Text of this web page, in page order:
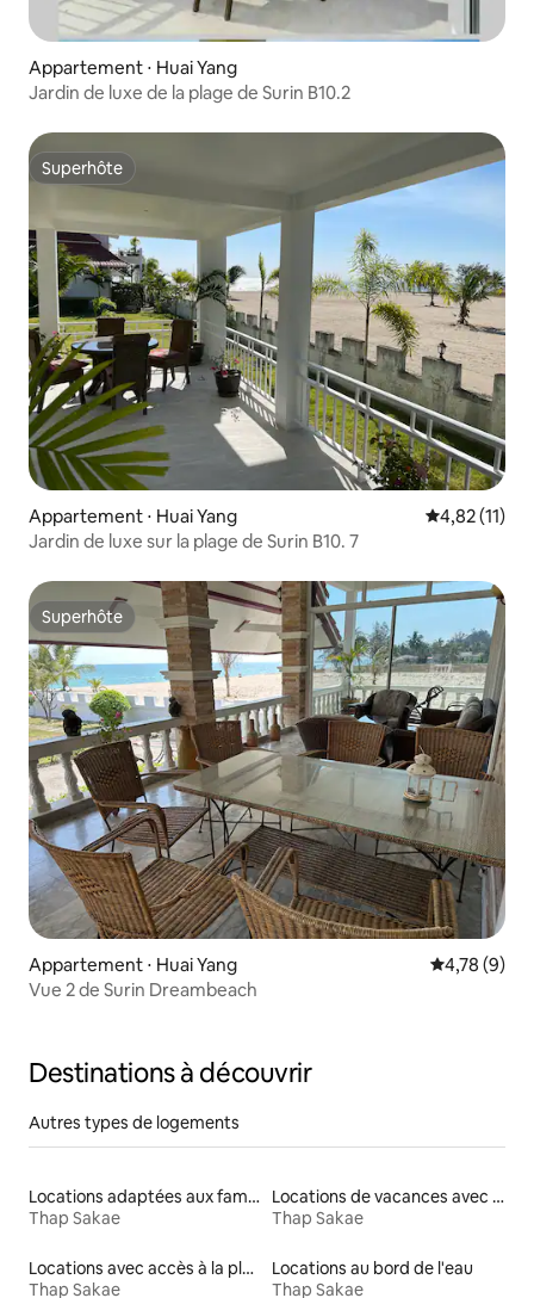
Appartement ⋅ Huai Yang
Jardin de luxe de la plage de Surin B10.2
Superhôte
Superhôte
Appartement ⋅ Huai Yang Évaluation
4,82 (11)
Jardin de luxe sur la plage de Surin B10. 7
Superhôte
Superhôte
Appartement ⋅ Huai Yang Évaluation
4,78 (9)
Vue 2 de Surin Dreambeach
Destinations à découvrir
Autres types de logements
Locations adaptées aux familles
Thap Sakae
Locations de vacances avec piscine
Thap Sakae
Locations avec accès à la plage
Thap Sakae
Locations au bord de l'eau
Thap Sakae